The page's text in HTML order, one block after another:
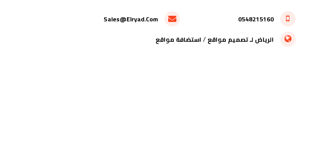
0548215160
Sales@elryad.com
الرياض لـتصميم مواقع/استضافة مواقع